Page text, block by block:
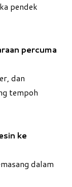
pendek
percuma
dan
tempoh
ke
dalam